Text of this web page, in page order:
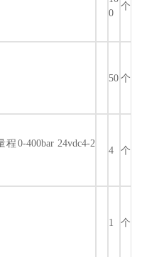
0
个
50 个
程0-400bar 24vdc4-2
4 个
1 个